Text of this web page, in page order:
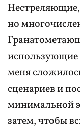
но
меня
сценариев и
минимальной
затем, чтобы